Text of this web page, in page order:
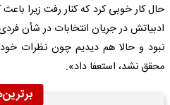
حال کار خوبی کرد که کنار رفت زیرا
ادبیاتش در جریان انتخابات در شأن
نبود و حالا هم دیدیم چون نظرات
محقق نشد، استعفا داد».